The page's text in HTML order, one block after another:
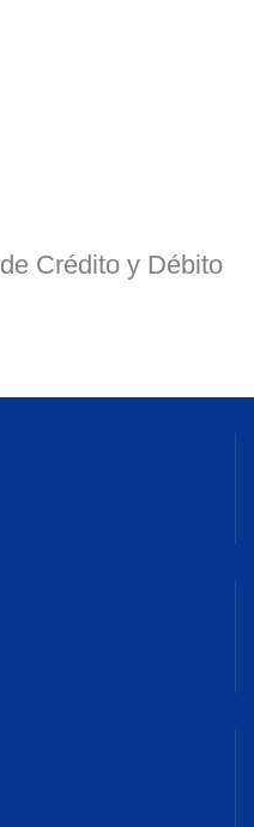
de Crédito y Débito